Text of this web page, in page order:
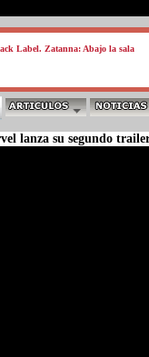
Label. Zatanna: Abajo la sala
lanza su segundo